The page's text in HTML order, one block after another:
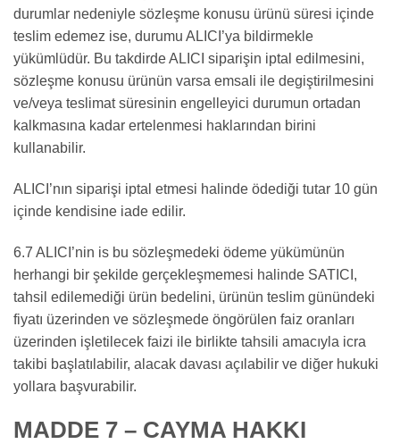
durumlar nedeniyle sözleşme konusu ürünü süresi içinde
teslim edemez ise, durumu ALICI’ya bildirmekle
yükümlüdür. Bu takdirde ALICI siparişin iptal edilmesini,
sözleşme konusu ürünün varsa emsali ile degiştirilmesini
ve/veya teslimat süresinin engelleyici durumun ortadan
kalkmasına kadar ertelenmesi haklarından birini
kullanabilir.
ALICI’nın siparişi iptal etmesi halinde ödediği tutar 10 gün
içinde kendisine iade edilir.
6.7 ALICI’nin is bu sözleşmedeki ödeme yükümünün
herhangi bir şekilde gerçekleşmemesi halinde SATICI,
tahsil edilemediği ürün bedelini, ürünün teslim günündeki
fiyatı üzerinden ve sözleşmede öngörülen faiz oranları
üzerinden işletilecek faizi ile birlikte tahsili amacıyla icra
takibi başlatılabilir, alacak davası açılabilir ve diğer hukuki
yollara başvurabilir.
MADDE 7 – CAYMA HAKKI